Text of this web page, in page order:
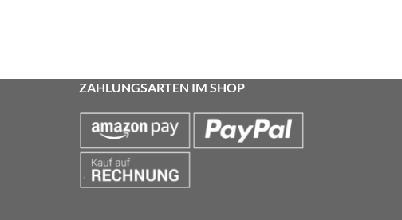
ZAHLUNGSARTEN IM SHOP